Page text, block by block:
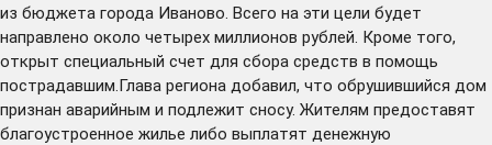
из бюджета города Иваново. Всего на эти цели будет
направлено около четырех миллионов рублей. Кроме того,
открыт специальный счет для сбора средств в помощь
пострадавшим.Глава региона добавил, что обрушившийся дом
признан аварийным и подлежит сносу. Жителям предоставят
благоустроенное жилье либо выплатят денежную